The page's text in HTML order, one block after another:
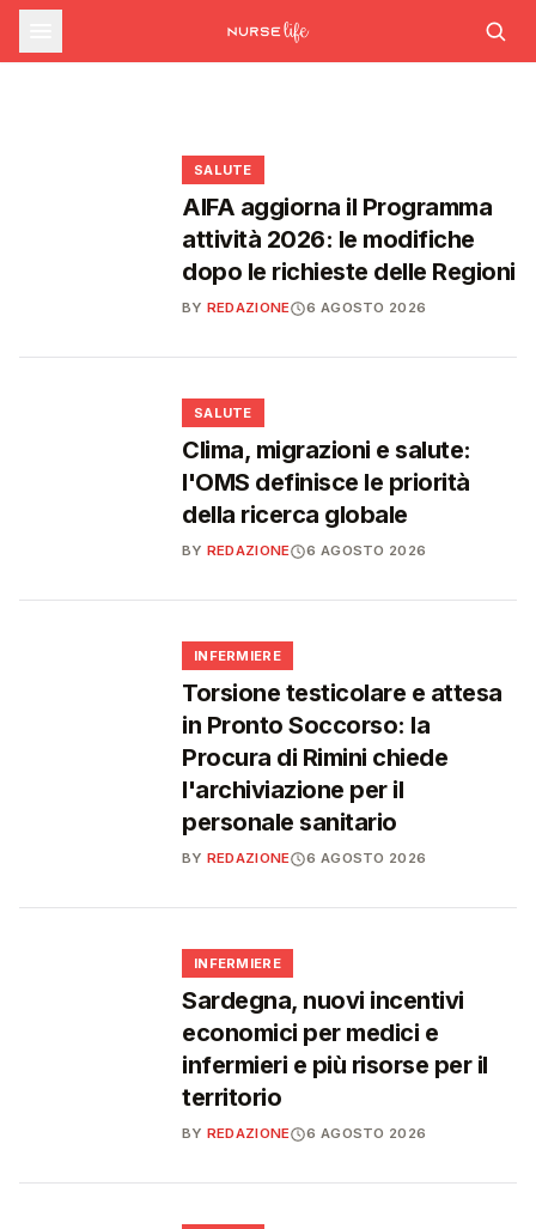
farmaceutica supera i 39 miliardi,
boom di farmaci per diabete e
Ondata di calore in lieve calo: il 7 agosto 26
città da bollino rosso, il giorno dopo
SALUTE
Emergenza caldo: il numero 1500 supera le
SALUTE
AIFA aggiorna il Programma
attività 2026: le modifiche
dopo le richieste delle Regioni
BY REDAZIONE 6 AGOSTO 2026
SALUTE
Clima, migrazioni e salute:
l'OMS definisce le priorità
della ricerca globale
BY REDAZIONE 6 AGOSTO 2026
INFERMIERE
Torsione testicolare e attesa
in Pronto Soccorso: la
Procura di Rimini chiede
l'archiviazione per il
personale sanitario
BY REDAZIONE 6 AGOSTO 2026
INFERMIERE
Sardegna, nuovi incentivi
economici per medici e
infermieri e più risorse per il
territorio
BY REDAZIONE 6 AGOSTO 2026